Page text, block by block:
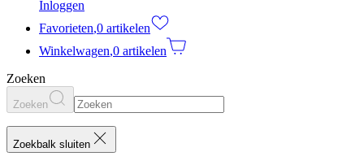
Inloggen
Favorieten,0 artikelen
Winkelwagen,0 artikelen
Zoeken
Zoeken
Zoekbalk sluiten